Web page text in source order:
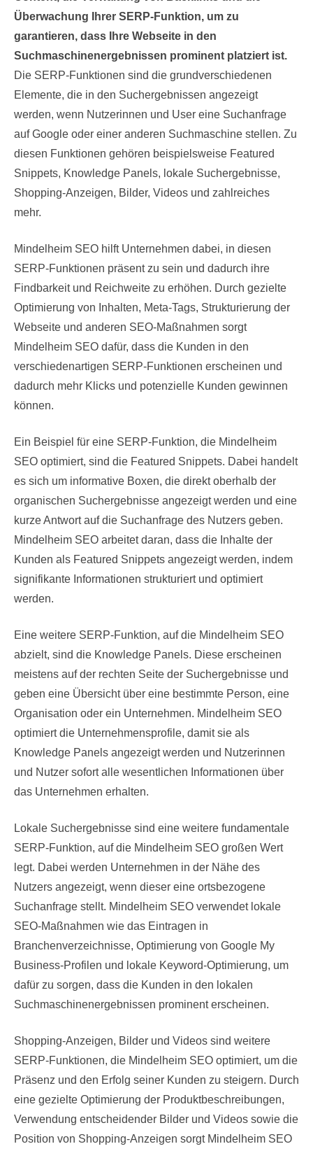
Überwachung Ihrer SERP-Funktion, um zu
garantieren, dass Ihre Webseite in den
Suchmaschinenergebnissen prominent platziert ist.
Die SERP-Funktionen sind die grundverschiedenen
Elemente, die in den Suchergebnissen angezeigt
werden, wenn Nutzerinnen und User eine Suchanfrage
auf Google oder einer anderen Suchmaschine stellen. Zu
diesen Funktionen gehören beispielsweise Featured
Snippets, Knowledge Panels, lokale Suchergebnisse,
Shopping-Anzeigen, Bilder, Videos und zahlreiches
mehr.
Mindelheim SEO hilft Unternehmen dabei, in diesen
SERP-Funktionen präsent zu sein und dadurch ihre
Findbarkeit und Reichweite zu erhöhen. Durch gezielte
Optimierung von Inhalten, Meta-Tags, Strukturierung der
Webseite und anderen SEO-Maßnahmen sorgt
Mindelheim SEO dafür, dass die Kunden in den
verschiedenartigen SERP-Funktionen erscheinen und
dadurch mehr Klicks und potenzielle Kunden gewinnen
können.
Ein Beispiel für eine SERP-Funktion, die Mindelheim
SEO optimiert, sind die Featured Snippets. Dabei handelt
es sich um informative Boxen, die direkt oberhalb der
organischen Suchergebnisse angezeigt werden und eine
kurze Antwort auf die Suchanfrage des Nutzers geben.
Mindelheim SEO arbeitet daran, dass die Inhalte der
Kunden als Featured Snippets angezeigt werden, indem
signifikante Informationen strukturiert und optimiert
werden.
Eine weitere SERP-Funktion, auf die Mindelheim SEO
abzielt, sind die Knowledge Panels. Diese erscheinen
meistens auf der rechten Seite der Suchergebnisse und
geben eine Übersicht über eine bestimmte Person, eine
Organisation oder ein Unternehmen. Mindelheim SEO
optimiert die Unternehmensprofile, damit sie als
Knowledge Panels angezeigt werden und Nutzerinnen
und Nutzer sofort alle wesentlichen Informationen über
das Unternehmen erhalten.
Lokale Suchergebnisse sind eine weitere fundamentale
SERP-Funktion, auf die Mindelheim SEO großen Wert
legt. Dabei werden Unternehmen in der Nähe des
Nutzers angezeigt, wenn dieser eine ortsbezogene
Suchanfrage stellt. Mindelheim SEO verwendet lokale
SEO-Maßnahmen wie das Eintragen in
Branchenverzeichnisse, Optimierung von Google My
Business-Profilen und lokale Keyword-Optimierung, um
dafür zu sorgen, dass die Kunden in den lokalen
Suchmaschinenergebnissen prominent erscheinen.
Shopping-Anzeigen, Bilder und Videos sind weitere
SERP-Funktionen, die Mindelheim SEO optimiert, um die
Präsenz und den Erfolg seiner Kunden zu steigern. Durch
eine gezielte Optimierung der Produktbeschreibungen,
Verwendung entscheidender Bilder und Videos sowie die
Position von Shopping-Anzeigen sorgt Mindelheim SEO